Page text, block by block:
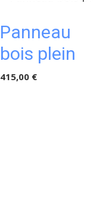
Panneau
bois plein
415,00 €